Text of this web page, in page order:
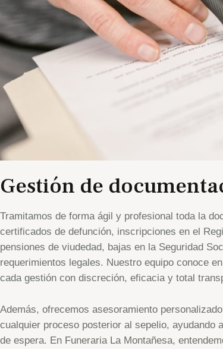
Gestión de
Tramitamos de forma ágil y profesional toda la
certificados de defunción, inscripciones en el
pensiones de viudedad, bajas en la Seguridad
requerimientos legales. Nuestro equipo conoce
cada gestión con discreción, eficacia y total
Además, ofrecemos asesoramiento
cualquier proceso posterior al sepelio,
de espera. En Funeraria La Montañesa,